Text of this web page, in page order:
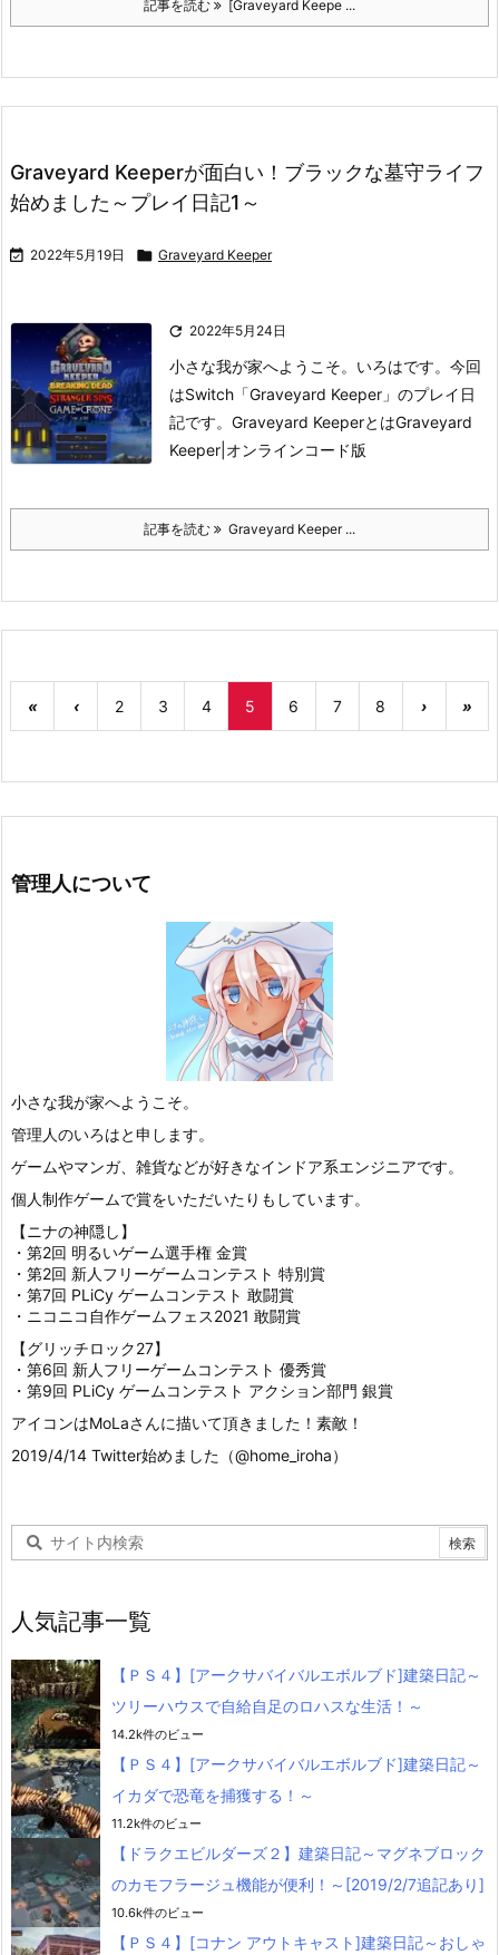
記事を読む [Graveyard Keepe ...
Graveyard Keeperが面白い！ブラックな墓守ライフ
始めました～プレイ日記1～
 2022年5月19日  Graveyard Keeper
 2022年5月24日
小さな我が家へようこそ。いろはです。 今回
はSwitch「Graveyard Keeper」のプレイ日
記です。 Graveyard KeeperとはGraveyard
Keeper|オンラインコード版
記事を読む Graveyard Keeper ...
« ‹ 2 3 4 5 6 7 8 › »
管理人について
小さな我が家へようこそ。
管理人のいろはと申します。
ゲームやマンガ、雑貨などが好きなインドア系エンジニアです。
個人制作ゲームで賞をいただいたりもしています。
【ニナの神隠し】
・第2回 明るいゲーム選手権 金賞
・第2回 新人フリーゲームコンテスト 特別賞
・第7回 PLiCy ゲームコンテスト 敢闘賞
・ニコニコ自作ゲームフェス2021 敢闘賞
【グリッチロック27】
・第6回 新人フリーゲームコンテスト 優秀賞
・第9回 PLiCy ゲームコンテスト アクション部門 銀賞
アイコンはMoLaさんに描いて頂きました！素敵！
2019/4/14 Twitter始めました（@home_iroha）
人気記事一覧
【ＰＳ４】[アークサバイバルエボルブド]建築日記～
ツリーハウスで自給自足のロハスな生活！～
14.2k件のビュー
【ＰＳ４】[アークサバイバルエボルブド]建築日記～
イカダで恐竜を捕獲する！～
11.2k件のビュー
【ドラクエビルダーズ２】建築日記～マグネブロック
のカモフラージュ機能が便利！～[2019/2/7追記あり]
10.6k件のビュー
【ＰＳ４】[コナン アウトキャスト]建築日記～おしゃ